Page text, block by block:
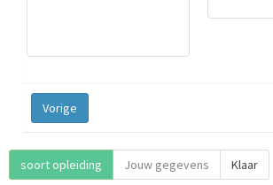
Vorige
soort opleiding Jouw gegevens Klaar